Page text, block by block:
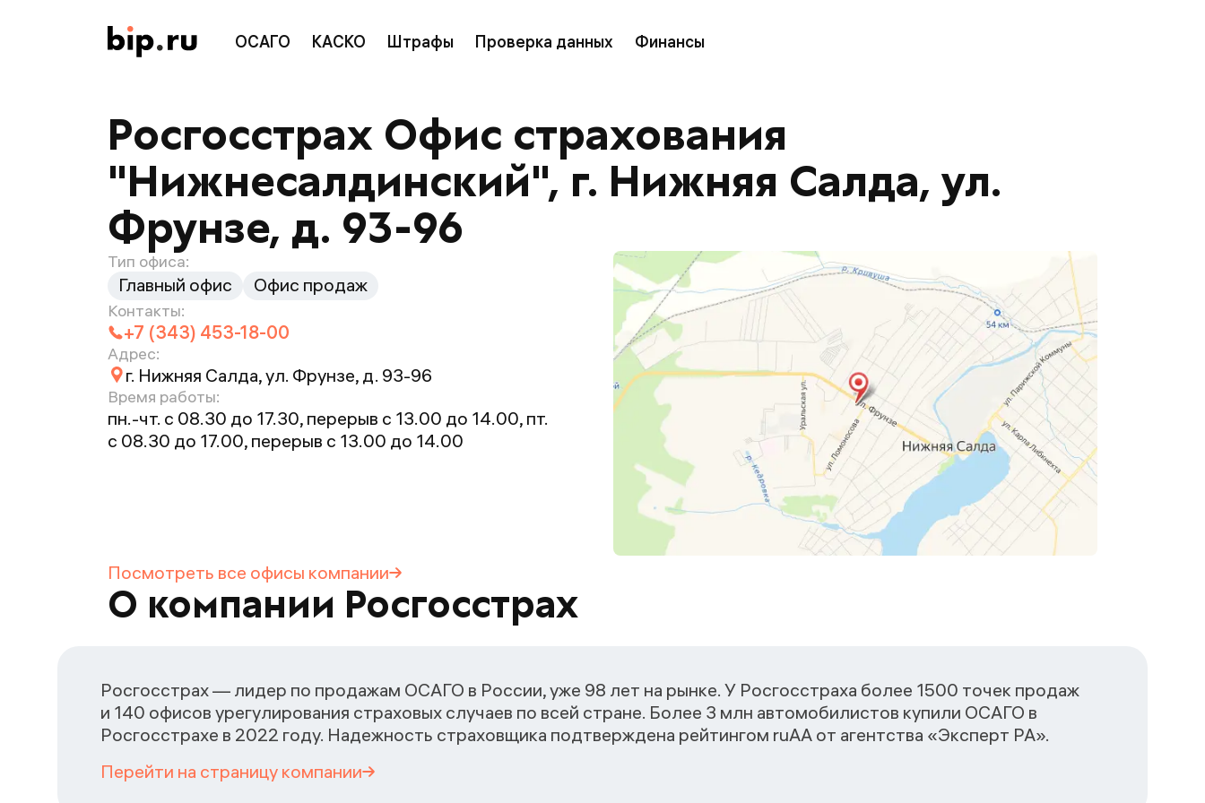
ОСАГО КАСКО Штрафы Проверка данных Финансы
Росгосстрах Офис страхования
"Нижнесалдинский", г. Нижняя Салда, ул.
Фрунзе, д. 93-96
Тип офиса:
Главный офис Офис продаж
Контакты:
+7 (343) 453-18-00
Адрес:
г. Нижняя Салда, ул. Фрунзе, д. 93-96
Время работы:
пн.-чт. с 08.30 до 17.30, перерыв с 13.00 до 14.00, пт.
с 08.30 до 17.00, перерыв с 13.00 до 14.00
Посмотреть все офисы компании
О компании Росгосстрах
Росгосстрах — лидер по продажам ОСАГО в России, уже 98 лет на рынке. У Росгосстраха более 1500 точек продаж
и 140 офисов урегулирования страховых случаев по всей стране. Более 3 млн автомобилистов купили ОСАГО в
Росгосстрахе в 2022 году. Надежность страховщика подтверждена рейтингом ruАА от агентства «Эксперт РА».
Перейти на страницу компании